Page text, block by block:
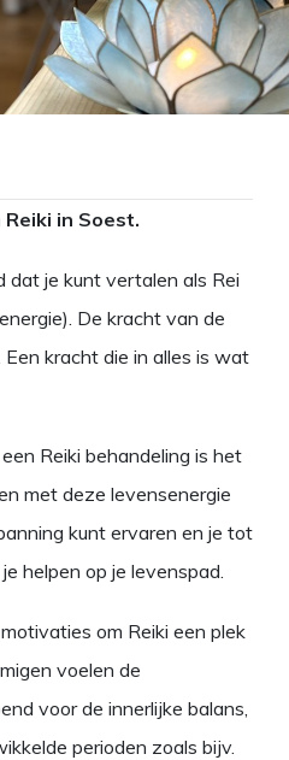
in Soest.
dat je kunt vertalen als Rei
De kracht van de
kracht die in alles is wat
Reiki behandeling is het
met deze levensenergie
kunt ervaren en je tot
helpen op je levenspad.
om Reiki een plek
voelen de
voor de innerlijke balans,
perioden zoals bijv.